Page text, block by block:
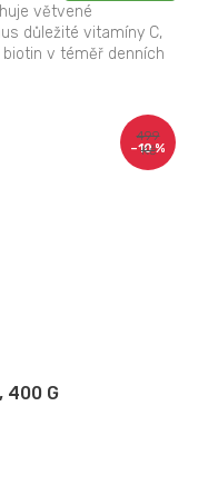
větvené
důležité vitamíny C,
biotin v téměř denních
499
Kč
–10 %
400 G